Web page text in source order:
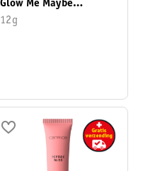
Glow Me Maybe
Glycerine
12g